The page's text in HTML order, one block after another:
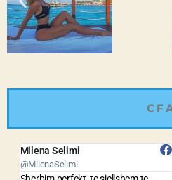
Arjani Ani
@ArjaniAni